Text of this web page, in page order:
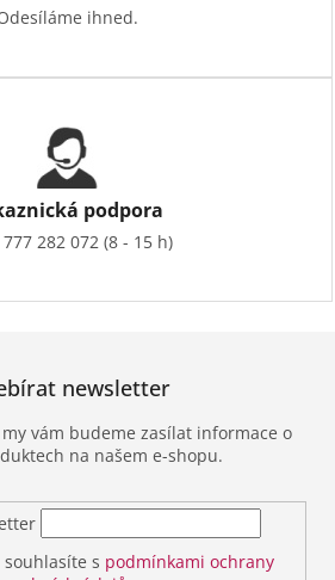
ihned.
podpora
282 072 (8 - 15 h)
newsletter
vám budeme zasílat informace o
na našem e-shopu.
s podmínkami ochrany